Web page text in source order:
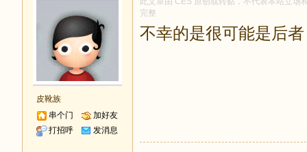
皮靴族
串个门
加好友
打招呼
发消息
完整
不幸的是很可能是后者